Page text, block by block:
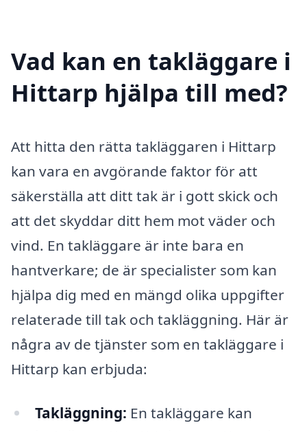
Vad kan en takläggare i
Hittarp hjälpa till med?
Att hitta den rätta takläggaren i Hittarp
kan vara en avgörande faktor för att
säkerställa att ditt tak är i gott skick och
att det skyddar ditt hem mot väder och
vind. En takläggare är inte bara en
hantverkare; de är specialister som kan
hjälpa dig med en mängd olika uppgifter
relaterade till tak och takläggning. Här är
några av de tjänster som en takläggare i
Hittarp kan erbjuda:
Takläggning: En takläggare kan